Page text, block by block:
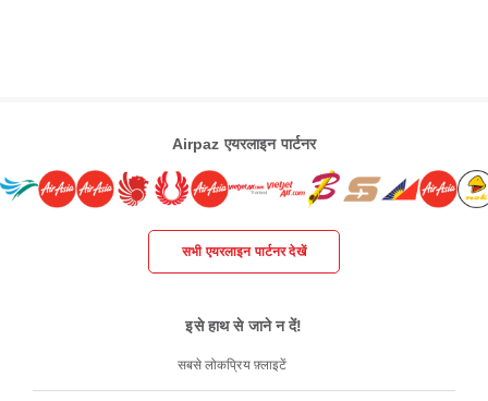
Airpaz एयरलाइन पार्टनर
सभी एयरलाइन पार्टनर देखें
इसे हाथ से जाने न दें!
सबसे लोकप्रिय फ़्लाइटें